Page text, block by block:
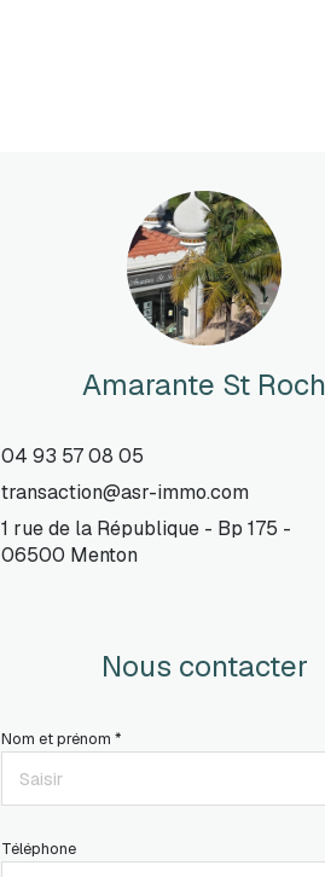
Amarante St Roch
04 93 57 08 05
transaction@asr-immo.com
1 rue de la République - Bp 175 -
06500 Menton
Nous contacter
Nom et prénom *
Téléphone